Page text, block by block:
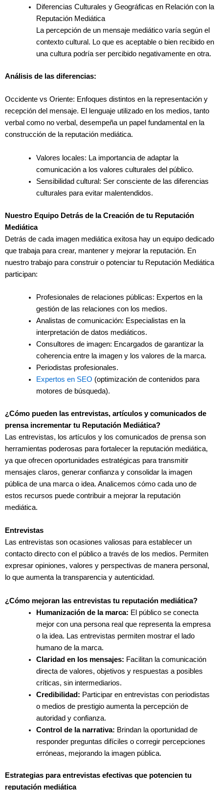
Diferencias Culturales y Geográficas en Relación con la
Reputación Mediática
La percepción de un mensaje mediático varía según el
contexto cultural. Lo que es aceptable o bien recibido en
una cultura podría ser percibido negativamente en otra.
Análisis de las diferencias:
Occidente vs Oriente: Enfoques distintos en la representación y
recepción del mensaje. El lenguaje utilizado en los medios, tanto
verbal como no verbal, desempeña un papel fundamental en la
construcción de la reputación mediática.
Valores locales: La importancia de adaptar la
comunicación a los valores culturales del público.
Sensibilidad cultural: Ser consciente de las diferencias
culturales para evitar malentendidos.
Nuestro Equipo Detrás de la Creación de tu Reputación
Mediática
Detrás de cada imagen mediática exitosa hay un equipo dedicado
que trabaja para crear, mantener y mejorar la reputación. En
nuestro trabajo para construir o potenciar tu Reputación Mediática
participan:
Profesionales de relaciones públicas: Expertos en la
gestión de las relaciones con los medios.
Analistas de comunicación: Especialistas en la
interpretación de datos mediáticos.
Consultores de imagen: Encargados de garantizar la
coherencia entre la imagen y los valores de la marca.
Periodistas profesionales.
Expertos en SEO (optimización de contenidos para
motores de búsqueda).
¿Cómo pueden las entrevistas, artículos y comunicados de
prensa incrementar tu Reputación Mediática?
Las entrevistas, los artículos y los comunicados de prensa son
herramientas poderosas para fortalecer la reputación mediática,
ya que ofrecen oportunidades estratégicas para transmitir
mensajes claros, generar confianza y consolidar la imagen
pública de una marca o idea. Analicemos cómo cada uno de
estos recursos puede contribuir a mejorar la reputación
mediática.
Entrevistas
Las entrevistas son ocasiones valiosas para establecer un
contacto directo con el público a través de los medios. Permiten
expresar opiniones, valores y perspectivas de manera personal,
lo que aumenta la transparencia y autenticidad.
¿Cómo mejoran las entrevistas tu reputación mediática?
Humanización de la marca: El público se conecta
mejor con una persona real que representa la empresa
o la idea. Las entrevistas permiten mostrar el lado
humano de la marca.
Claridad en los mensajes: Facilitan la comunicación
directa de valores, objetivos y respuestas a posibles
críticas, sin intermediarios.
Credibilidad: Participar en entrevistas con periodistas
o medios de prestigio aumenta la percepción de
autoridad y confianza.
Control de la narrativa: Brindan la oportunidad de
responder preguntas difíciles o corregir percepciones
erróneas, mejorando la imagen pública.
Estrategias para entrevistas efectivas que potencien tu
reputación mediática